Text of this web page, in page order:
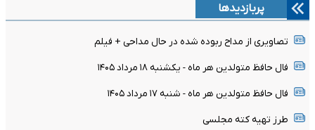
پربازدیدها
تصاویری از مداح ربوده شده در حال مداحی + فیلم
فال حافظ متولدین هر ماه - یکشنبه ۱۸ مرداد ۱۴۰۵
فال حافظ متولدین هر ماه - شنبه ۱۷ مرداد ۱۴۰۵
طرز تهیه کته مجلسی